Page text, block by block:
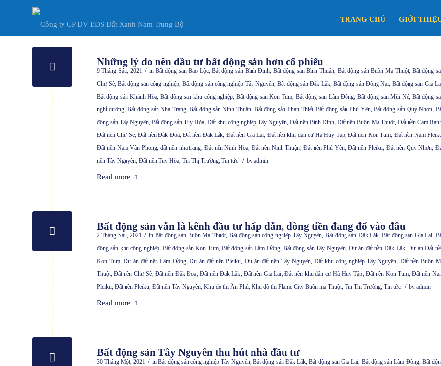
TRANG CHỦ GIỚI
Những lý do nên đầu tư bất động sản hơn cổ phiếu
9 Tháng Sáu, 2021 / in Bất động sản Bảo Lộc,Bất động sản Bình Định,Bất động sản Bình Thuận, Bất động sản Buôn Ma Thuột, Bất động
Chư Sê,Bất động sản công nghiệp, Bất động sản công nghiệp Tây Nguyên,Bất động sản Đắk Lắk, Bất động sản Đồng Nai, Bất động sản Gia
Bất động sản Khánh Hòa, Bất đông sản khu công nghiệp,Bất động sản Kon Tum, Bất động sản Lâm Đồng,Bất động sản Mũi Né, Bất động
nghỉ dưỡng,Bất động sản Nha Trang, Bất động sản Ninh Thuận, Bất động sản Phan Thiết,Bất động sản Phú Yên,Bất động sản Quy Nhơn,
động sản Tây Nguyên, Bất động sản Tuy Hòa,Đất khu công nghiệp Tây Nguyên, Đất nền Bình Định,Đất nền Buôn Ma Thuột, Đất nền Cam
Đất nền Chư Sê,Đất nền Đắk Đoa, Đất nền Đăk Lắk, Đất nền Gia Lai, Đất nền khu dân cư Hà Huy Tập, Đất nền Kon Tum, Đất nền Nam
Đất nền Nam Vân Phong, đất nền nha trang,Đất nền Ninh Hòa, Đất nền Ninh Thuận,Đất nền Phú Yên, Đất nền Pleiku, Đất nền Quy Nhơn,
nền Tây Nguyên, Đất nền Tuy Hòa, Tin Thị Trường, Tin tức / by admin
Read more
Bất động sản vẫn là kênh đầu tư hấp dẫn, dòng tiền đang đổ vào đâu
2 Tháng Sáu, 2021 / in Bất động sản Buôn Ma Thuột, Bất động sản công nghiệp Tây Nguyên, Bất động sản Đắk Lắk,Bất động sản Gia Lai,
đông sản khu công nghiệp, Bất động sản Kon Tum, Bất động sản Lâm Đồng, Bất động sản Tây Nguyên, Dự án đất nền Đăk Lăk,Dự án Đất
Kon Tum, Dự án đất nền Lâm Đồng, Dự án đất nền Pleiku, Dự án đất nền Tây Nguyên, Đất khu công nghiệp Tây Nguyên, Đất nền Buôn
Thuột, Đất nền Chư Sê, Đất nền Đắk Đoa, Đất nền Đăk Lắk, Đất nền Gia Lai, Đất nền khu dân cư Hà Huy Tập, Đất nền Kon Tum, Đất nền
Pleiku, Đất nền Pleiku, Đất nền Tây Nguyên, Khu đô thị Ân Phú, Khu đô thị Flame City Buôn ma Thuột, Tin Thị Trường, Tin tức / by admin
Read more
Bất động sản Tây Nguyên thu hút nhà đầu tư
30 Tháng Một, 2021 / inBất động sản công nghiệp Tây Nguyên,Bất động sản Đắk Lắk,Bất động sản Gia Lai, Bất động sản Lâm Đồng, Bất